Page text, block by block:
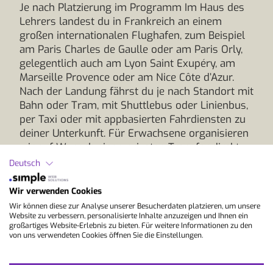
Je nach Platzierung im Programm Im Haus des
Lehrers landest du in Frankreich an einem
großen internationalen Flughafen, zum Beispiel
am Paris Charles de Gaulle oder am Paris Orly,
gelegentlich auch am Lyon Saint Exupéry, am
Marseille Provence oder am Nice Côte d’Azur.
Nach der Landung fährst du je nach Standort mit
Bahn oder Tram, mit Shuttlebus oder Linienbus,
per Taxi oder mit appbasierten Fahrdiensten zu
deiner Unterkunft. Für Erwachsene organisieren
wir auf Wunsch einen privaten Transfer direkt
zur Unterkunft, für Schüler ist dieser schon
inbegriffen. Vor der Abreise senden wir dir
Hinweise zur Weiterreise. So kommst du
entspannt an und startest ohne Umwege in
deinen Sprachkurs, ideal für deine Sprachreise
nach Frankreich und für Französisch lernen im
Deutsch
Wir verwenden Cookies
Wir können diese zur Analyse unserer Besucherdaten platzieren, um unsere
Website zu verbessern, personalisierte Inhalte anzuzeigen und Ihnen ein
großartiges Website-Erlebnis zu bieten. Für weitere Informationen zu den
von uns verwendeten Cookies öffnen Sie die Einstellungen.